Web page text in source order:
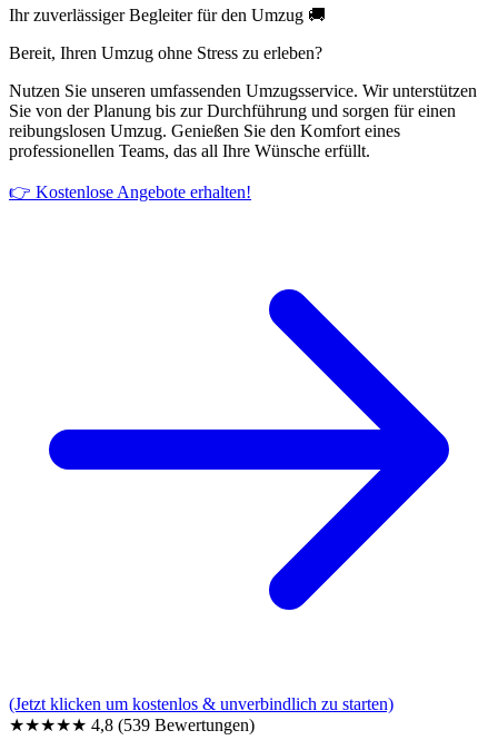
Ihr zuverlässiger Begleiter für den Umzug 🚚
Bereit, Ihren Umzug ohne Stress zu erleben?
Nutzen Sie unseren umfassenden Umzugsservice. Wir unterstützen
Sie von der Planung bis zur Durchführung und sorgen für einen
reibungslosen Umzug. Genießen Sie den Komfort eines
professionellen Teams, das all Ihre Wünsche erfüllt.
👉 Kostenlose Angebote erhalten!
(Jetzt klicken um kostenlos & unverbindlich zu starten)
★★★★★ 4,8 (539 Bewertungen)